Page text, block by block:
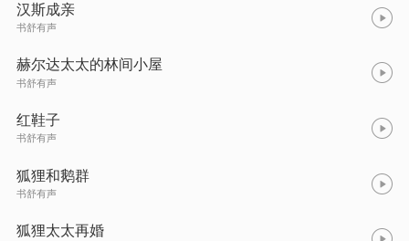
汉斯成亲
书舒有声
赫尔达太太的林间小屋
书舒有声
红鞋子
书舒有声
狐狸和鹅群
书舒有声
狐狸太太再婚